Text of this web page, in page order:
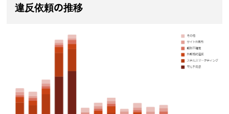
違反依頼の推移